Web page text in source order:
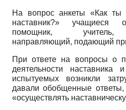
На вопрос анкеты «Как ты
наставник?» учащиеся
помощник, учитель,
направляющий, подающий
При ответе на вопросы о
деятельности наставника
испытуемых возникли
давали обобщенные ответы,
«осуществлять